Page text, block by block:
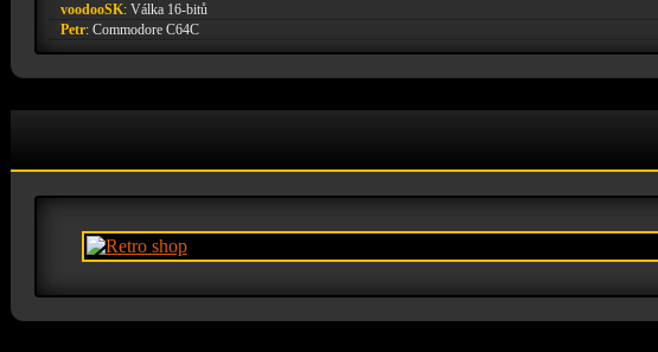
voodooSK: Válka 16-bitů
Petr: Commodore C64C